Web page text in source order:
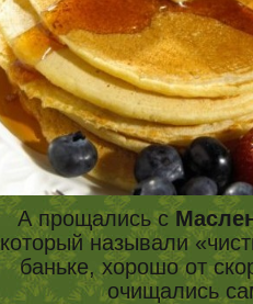
А прощались с
который называли
баньке, хорошо от
очищались